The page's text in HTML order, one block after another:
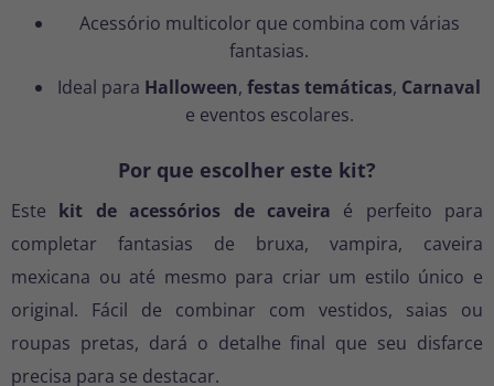
Acessório multicolor que combina com várias
fantasias.
Ideal para Halloween, festas temáticas, Carnaval
e eventos escolares.
Por que escolher este kit?
Este kit de acessórios de caveira é perfeito para
completar fantasias de bruxa, vampira, caveira
mexicana ou até mesmo para criar um estilo único e
original. Fácil de combinar com vestidos, saias ou
roupas pretas, dará o detalhe final que seu disfarce
precisa para se destacar.